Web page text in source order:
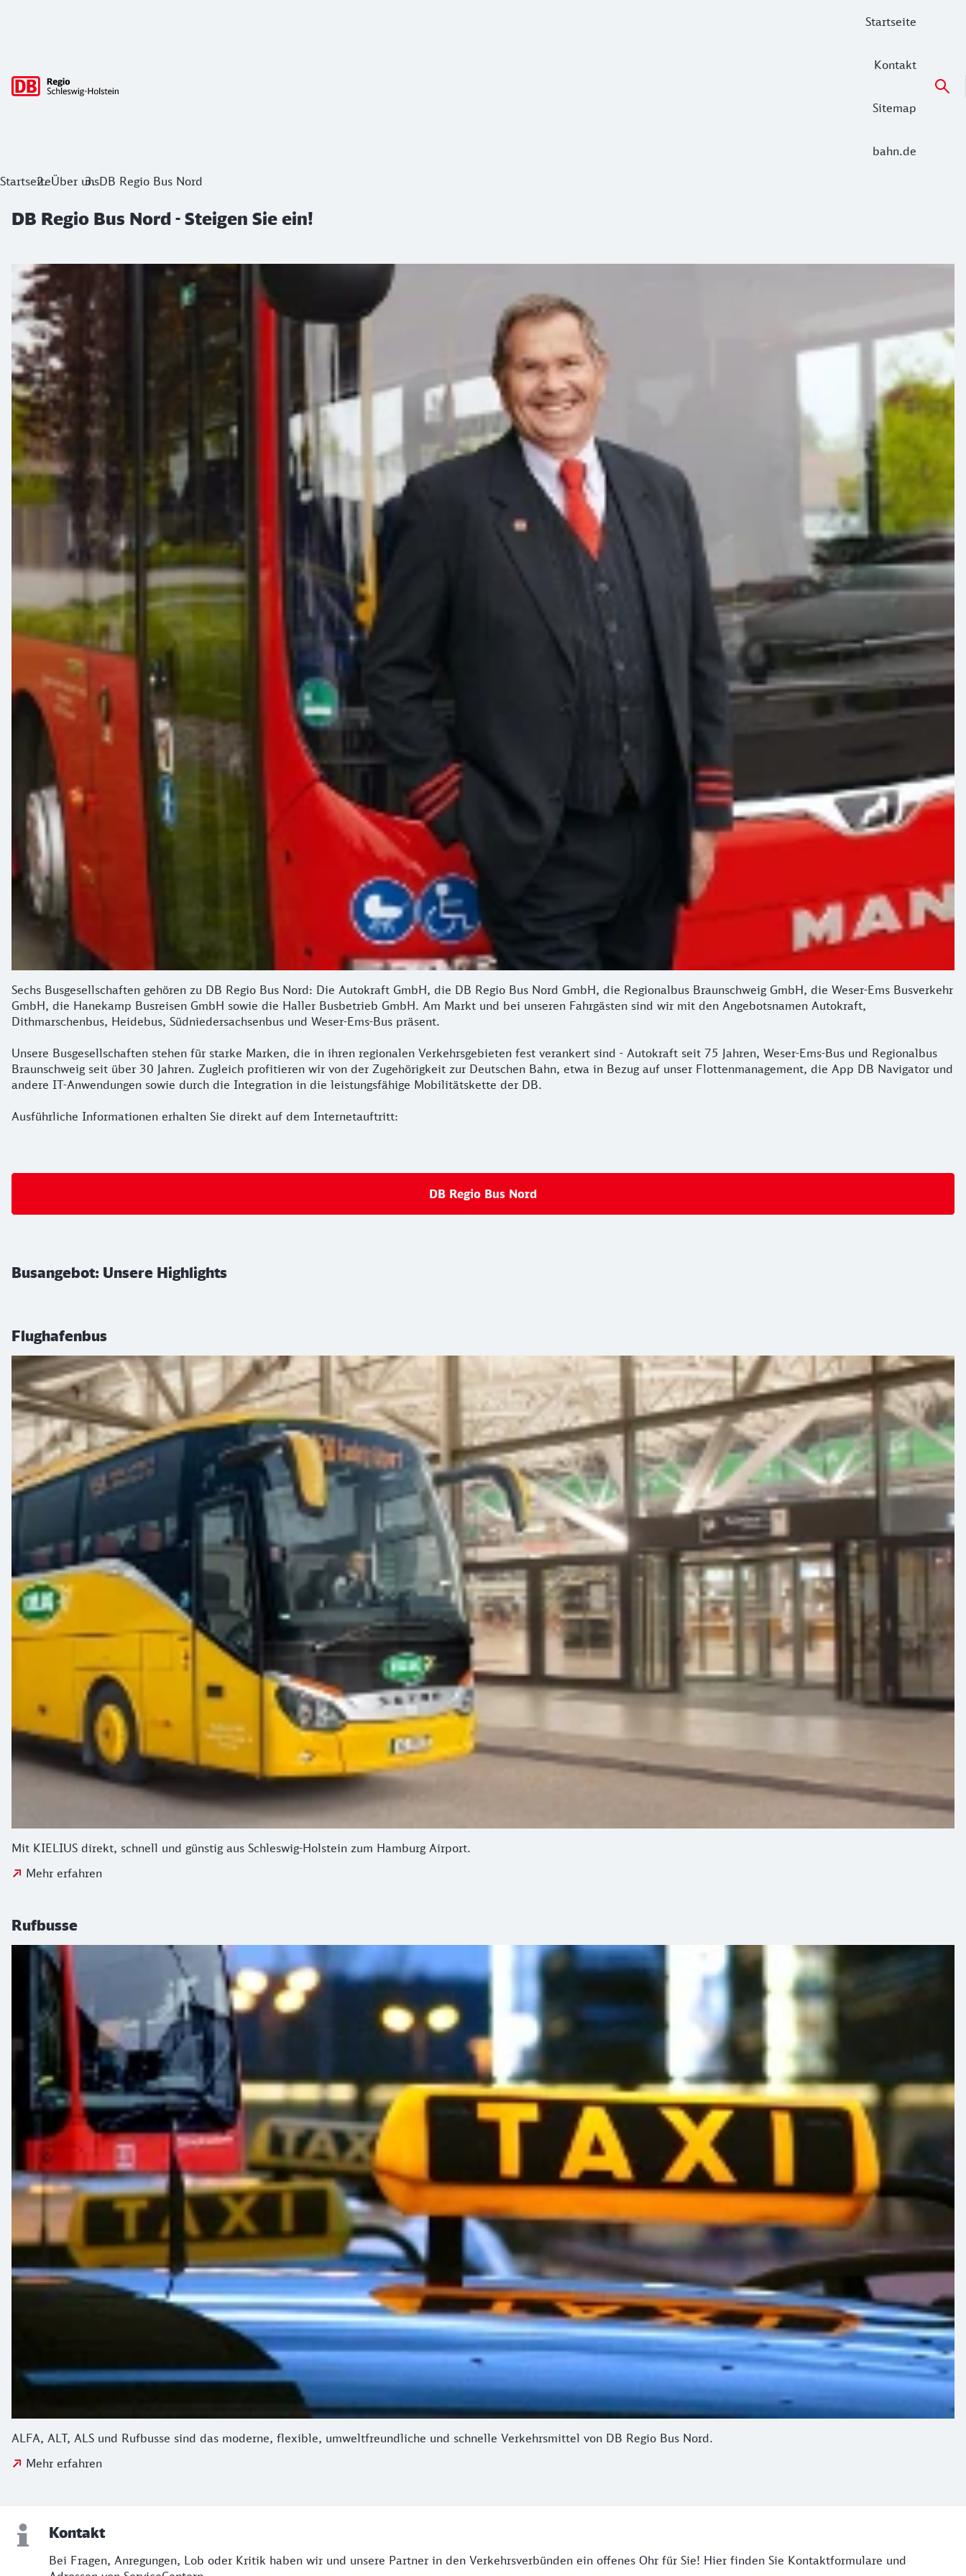
Startseite
Kontakt
Sitemap
bahn.de
DB Regio Bus Nord - Steigen Sie ein!
StartseiteÜber unsDB Regio Bus Nord
DB Regio Bus Nord - Steigen Sie ein!
Sechs Busgesellschaften gehören zu DB Regio Bus Nord: Die Autokraft GmbH, die DB Regio Bus Nord GmbH, die Regionalbus Braunschweig GmbH, die Weser-Ems Busverkehr
GmbH, die Hanekamp Busreisen GmbH sowie die Haller Busbetrieb GmbH. Am Markt und bei unseren Fahrgästen sind wir mit den Angebotsnamen Autokraft,
Dithmarschenbus, Heidebus, Südniedersachsenbus und Weser-Ems-Bus präsent.
Unsere Busgesellschaften stehen für starke Marken, die in ihren regionalen Verkehrsgebieten fest verankert sind - Autokraft seit 75 Jahren, Weser-Ems-Bus und Regionalbus
Braunschweig seit über 30 Jahren. Zugleich profitieren wir von der Zugehörigkeit zur Deutschen Bahn, etwa in Bezug auf unser Flottenmanagement, die App DB Navigator und
andere IT-Anwendungen sowie durch die Integration in die leistungsfähige Mobilitätskette der DB.
Ausführliche Informationen erhalten Sie direkt auf dem Internetauftritt:
DB Regio Bus Nord
Busangebot: Unsere Highlights
Flughafenbus
Mit KIELIUS direkt, schnell und günstig aus Schleswig-Holstein zum Hamburg Airport.
Mehr erfahren
Rufbusse
ALFA, ALT, ALS und Rufbusse sind das moderne, flexible, umweltfreundliche und schnelle Verkehrsmittel von DB Regio Bus Nord.
Mehr erfahren
Kontakt
Bei Fragen, Anregungen, Lob oder Kritik haben wir und unsere Partner in den Verkehrsverbünden ein offenes Ohr für Sie! Hier finden Sie Kontaktformulare und